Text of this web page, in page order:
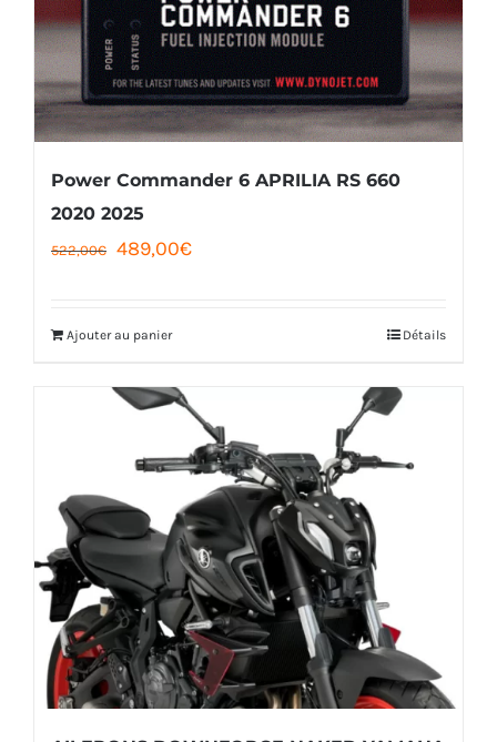
Power Commander 6 APRILIA RS 660
2020 2025
522,00 €
Le
était :
522,00€.
489,00€Le
Ajouter au panier Détails